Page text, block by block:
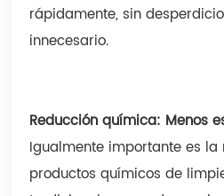
rápidamente, sin
innecesario.
Reducción química: Menos
Igualmente importante es
productos químicos de